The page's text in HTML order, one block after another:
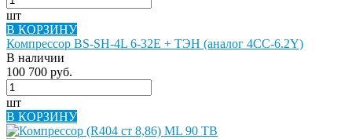
шт
В КОРЗИНУ
Компрессор BS-SH-4L 6-32E + ТЭН (аналог 4CC-6.2Y)
В наличии
100 700 руб.
шт
В КОРЗИНУ